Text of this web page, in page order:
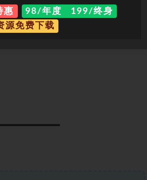
惠
98/年度 199/终身
源免费下载